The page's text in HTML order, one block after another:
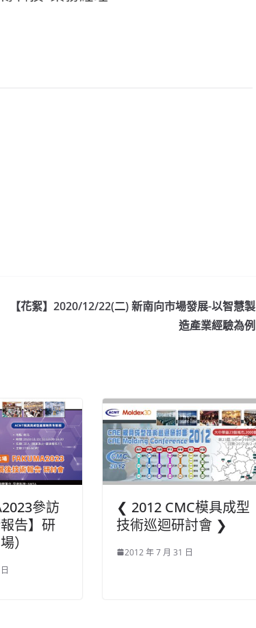
【花絮】2020/12/22(二) 新南向市場發展-以智慧製
造產業經驗為例
參訪
告】研
）
❮ 2012 CMC模具成型
技術巡迴研討會 ❯
2012 年 7 月 31 日